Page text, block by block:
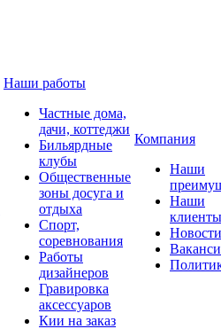
Наши работы
Частные дома,
дачи, коттеджи
Бильярдные
клубы
Общественные
зоны досуга и
отдыха
Спорт,
соревнования
Работы
дизайнеров
Гравировка
аксессуаров
Кии на заказ
Компания
Наши
Наши
клиенты
Новости